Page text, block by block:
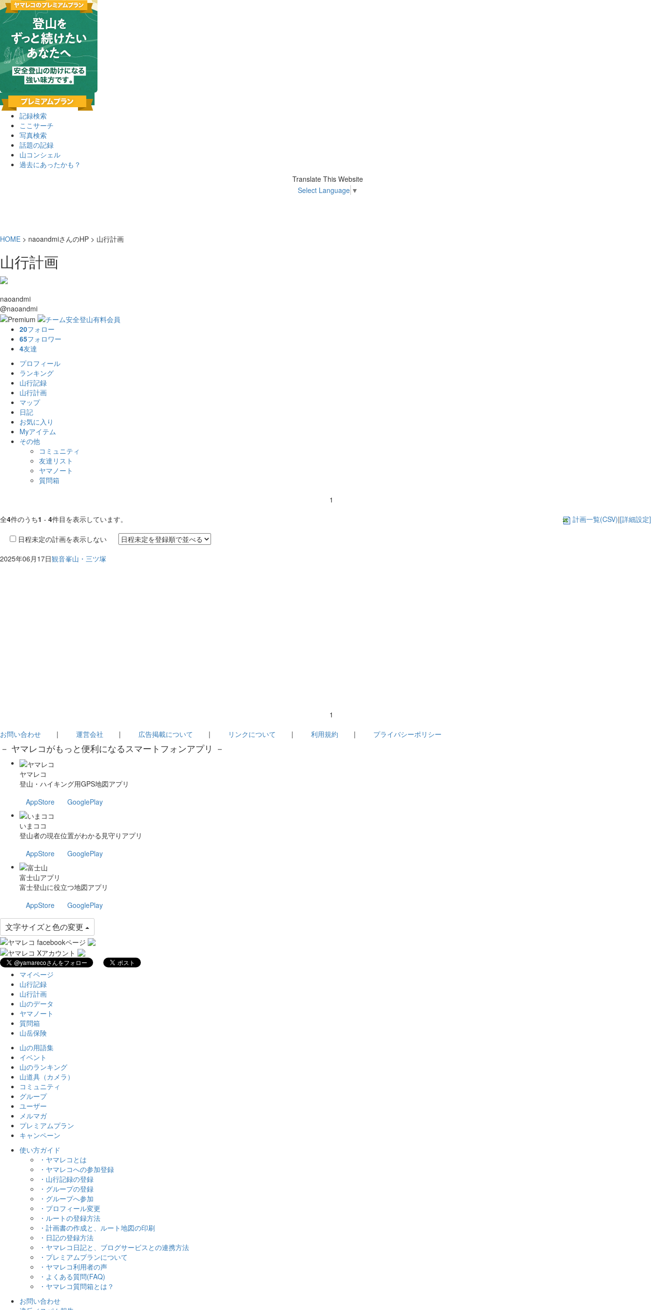
記録検索
ここサーチ
写真検索
話題の記録
山コンシェル
過去にあったかも？
Translate This Website
Select Language ▼
HOME > naoandmiさんのHP > 山行計画
山行計画
naoandmi
@naoandmi
20フォロー
65フォロワー
4友達
プロフィール
ランキング
山行記録
山行計画
マップ
日記
お気に入り
Myアイテム
その他
コミュニティ
友達リスト
ヤマノート
質問箱
1
全4件のうち1 - 4件目を表示しています。
日程未定の計画を表示しない
計画一覧(CSV)|[詳細設定]
2025年06月17日観音峯山・三ツ塚
1
お問い合わせ | 運営会社 | 広告掲載について | リンクについて | 利用規約 | プライバシーポリシー
－ ヤマレコがもっと便利になるスマートフォンアプリ －
ヤマレコ
登山・ハイキング用GPS地図アプリ
AppStore
GooglePlay
いまココ
登山者の現在位置がわかる見守りアプリ
AppStore
GooglePlay
富士山アプリ
富士登山に役立つ地図アプリ
AppStore
GooglePlay
文字サイズと色の変更
マイページ
山行記録
山行計画
山のデータ
ヤマノート
質問箱
山岳保険
山の用語集
イベント
山のランキング
山道具（カメラ）
コミュニティ
グループ
ユーザー
メルマガ
プレミアムプラン
キャンペーン
使い方ガイド
・ヤマレコとは
・ヤマレコへの参加登録
・山行記録の登録
・グループの登録
・グループへ参加
・プロフィール変更
・ルートの登録方法
・計画書の作成と、ルート地図の印刷
・日記の登録方法
・ヤマレコ日記と、ブログサービスとの連携方法
・プレミアムプランについて
・ヤマレコ利用者の声
・よくある質問(FAQ)
・ヤマレコ質問箱とは？
お問い合わせ